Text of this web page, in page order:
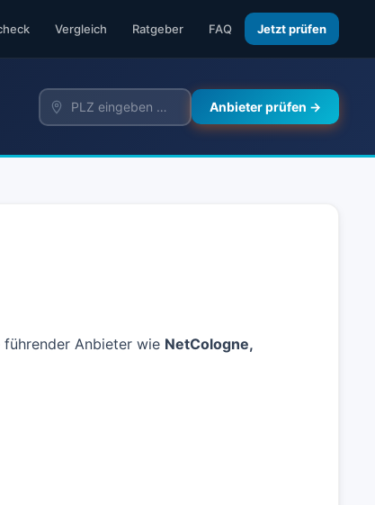
Vergleich Ratgeber FAQ Jetzt prüfen
Anbieter prüfen →
führender Anbieter wie NetCologne,